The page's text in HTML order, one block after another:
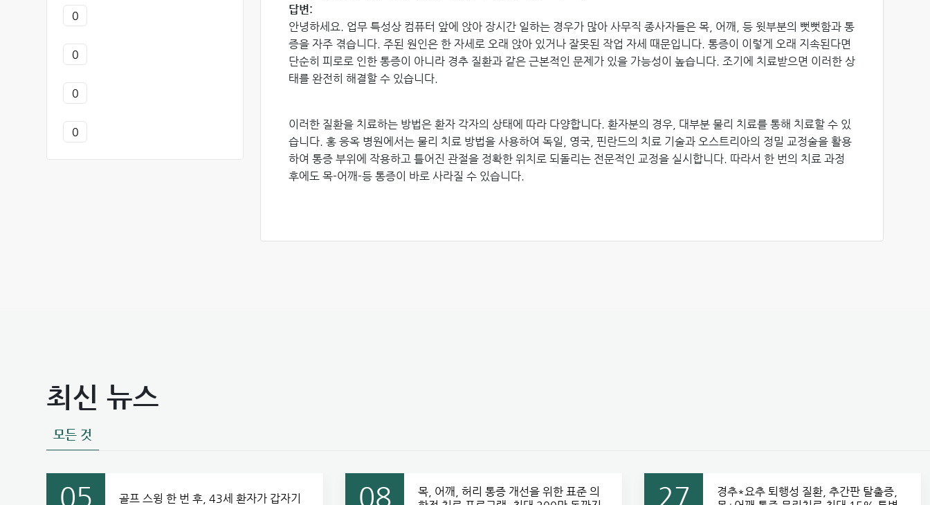
0
0
0
0
답변:
안녕하세요. 업무 특성상 컴퓨터 앞에 앉아 장시간 일하는 경우가 많아 사무직 종사자들은 목, 어깨, 등 윗부분의 뻣뻣함과 통
증을 자주 겪습니다. 주된 원인은 한 자세로 오래 앉아 있거나 잘못된 작업 자세 때문입니다. 통증이 이렇게 오래 지속된다면
단순히 피로로 인한 통증이 아니라 경추 질환과 같은 근본적인 문제가 있을 가능성이 높습니다. 조기에 치료받으면 이러한 상
태를 완전히 해결할 수 있습니다.
이러한 질환을 치료하는 방법은 환자 각자의 상태에 따라 다양합니다. 환자분의 경우, 대부분 물리 치료를 통해 치료할 수 있
습니다. 홍 응옥 병원에서는 물리 치료 방법을 사용하여 독일, 영국, 핀란드의 치료 기술과 오스트리아의 정밀 교정술을 활용
하여 통증 부위에 작용하고 틀어진 관절을 정확한 위치로 되돌리는 전문적인 교정을 실시합니다. 따라서 한 번의 치료 과정
후에도 목-어깨-등 통증이 바로 사라질 수 있습니다.
최신 뉴스
모든 것
05 골프 스윙 한 번 후, 43세 환자가 갑자기 08
목, 어깨, 허리 통증 개선을 위한 표준 의
27
경추*요추 퇴행성 질환, 추간판 탈출증,